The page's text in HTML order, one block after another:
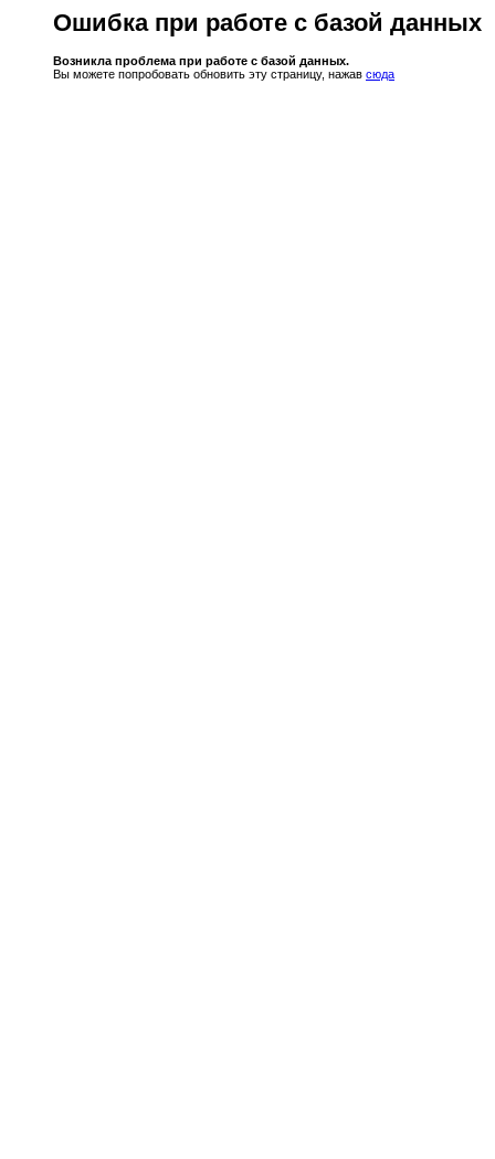
Ошибка при работе с базой данных
Возникла проблема при работе с базой данных.
Вы можете попробовать обновить эту страницу, нажав сюда